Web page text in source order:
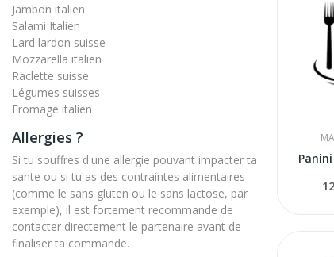
Jambon italien
Salami Italien
Lard lardon suisse
Mozzarella italien
Raclette suisse
Légumes suisses
Fromage italien
Allergies ?
Si tu souffres d'une allergie pouvant impacter ta
sante ou si tu as des contraintes alimentaires
(comme le sans gluten ou le sans lactose, par
exemple), il est fortement recommande de
contacter directement le partenaire avant de
finaliser ta commande.